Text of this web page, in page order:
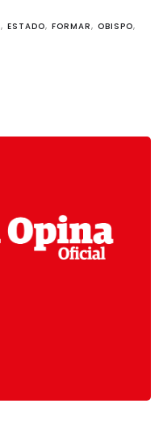
, ESTADO, FORMAR, OBISPO,